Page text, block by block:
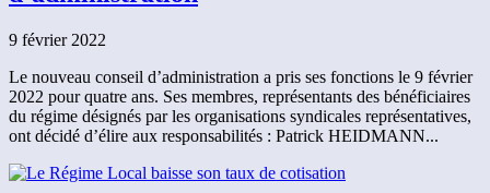
9 février 2022
Le nouveau conseil d’administration a pris ses fonctions le 9 février
2022 pour quatre ans. Ses membres, représentants des bénéficiaires
du régime désignés par les organisations syndicales représentatives,
ont décidé d’élire aux responsabilités : Patrick HEIDMANN...